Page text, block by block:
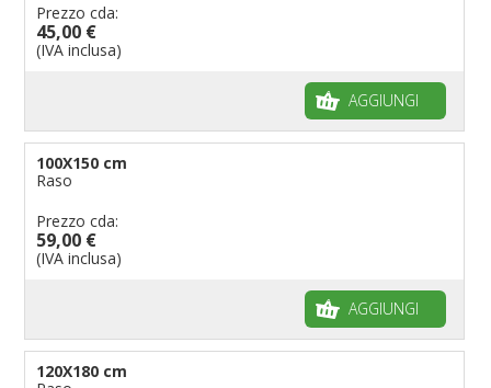
Prezzo cda:
45,00 €
(IVA inclusa)
AGGIUNGI
100X150 cm
Raso
Prezzo cda:
59,00 €
(IVA inclusa)
AGGIUNGI
120X180 cm